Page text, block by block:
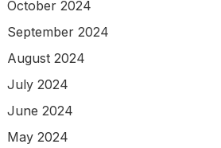
October 2024
September 2024
August 2024
July 2024
June 2024
May 2024